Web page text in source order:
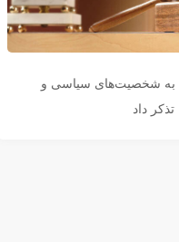
به شخصیت‌های سیاسی و
داد